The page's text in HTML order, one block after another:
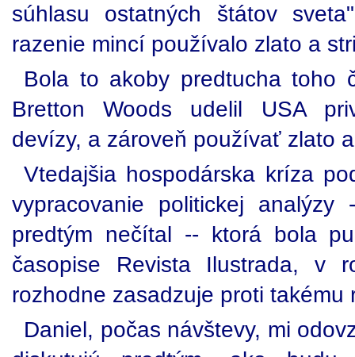
súhlasu ostatných štátov
razenie mincí používalo zlato a
Bola to akoby predtucha toho
Bretton Woods udelil USA
devízy, a zároveň používať zlato
Vtedajšia hospodárska kríza
vypracovanie politickej
predtým nečítal -- ktorá bola
časopise Revista Ilustrada,
rozhodne zasadzuje proti takému
Daniel, počas návštevy, mi